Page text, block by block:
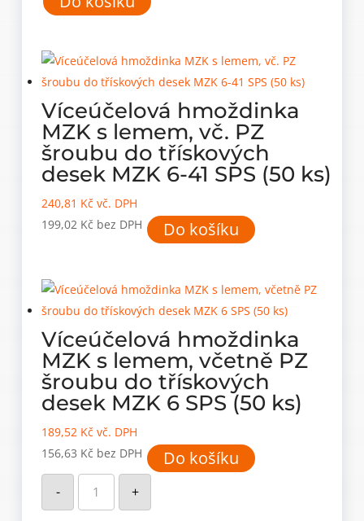
Víceúčelová hmoždinka
MZK s lemem, vč. PZ
šroubu do třískových
desek MZK 6-41 SPS (50 ks)
240,81 Kč vč. DPH
199,02 Kč bez DPH Do košíku
Víceúčelová hmoždinka
MZK s lemem, včetně PZ
šroubu do třískových
desek MZK 6 SPS (50 ks)
189,52 Kč vč. DPH
156,63 Kč bez DPH Do košíku
-
Víceúčelová
hmoždinka
MZK
s
+